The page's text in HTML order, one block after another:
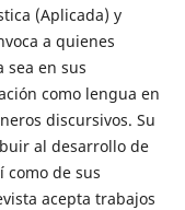
(Aplicada) y
a quienes
sea en sus
como lengua en
discursivos. Su
al desarrollo de
como de sus
acepta trabajos